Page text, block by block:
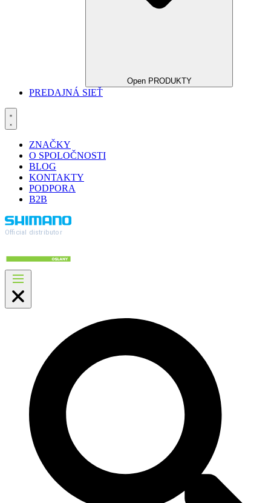
Open PRODUKTY
PREDAJNÁ SIEŤ
ZNAČKY
O SPOLOČNOSTI
BLOG
KONTAKTY
PODPORA
B2B
Official distributor